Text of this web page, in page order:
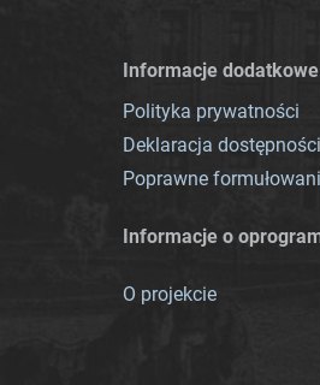
Informacje
Polityka prywatności
Deklaracja dostępności
Poprawne
Informacje o
O projekcie